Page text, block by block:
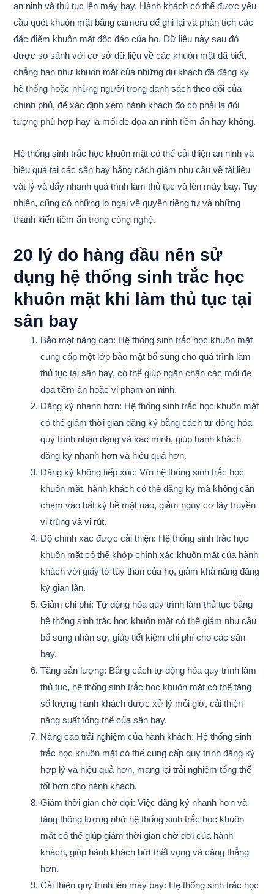
an ninh và thủ tục lên máy bay. Hành khách có thể được yêu
cầu quét khuôn mặt bằng camera để ghi lại và phân tích các
đặc điểm khuôn mặt độc đáo của họ. Dữ liệu này sau đó
được so sánh với cơ sở dữ liệu về các khuôn mặt đã biết,
chẳng hạn như khuôn mặt của những du khách đã đăng ký
hệ thống hoặc những người trong danh sách theo dõi của
chính phủ, để xác định xem hành khách đó có phải là đối
tượng phù hợp hay là mối đe dọa an ninh tiềm ẩn hay không.
Hệ thống sinh trắc học khuôn mặt có thể cải thiện an ninh và
hiệu quả tại các sân bay bằng cách giảm nhu cầu về tài liệu
vật lý và đẩy nhanh quá trình làm thủ tục và lên máy bay. Tuy
nhiên, cũng có những lo ngại về quyền riêng tư và những
thành kiến tiềm ẩn trong công nghệ.
20 lý do hàng đầu nên sử
dụng hệ thống sinh trắc học
khuôn mặt khi làm thủ tục tại
sân bay
Bảo mật nâng cao: Hệ thống sinh trắc học khuôn mặt
cung cấp một lớp bảo mật bổ sung cho quá trình làm
thủ tục tại sân bay, có thể giúp ngăn chặn các mối đe
dọa tiềm ẩn hoặc vi phạm an ninh.
Đăng ký nhanh hơn: Hệ thống sinh trắc học khuôn mặt
có thể giảm thời gian đăng ký bằng cách tự động hóa
quy trình nhận dạng và xác minh, giúp hành khách
đăng ký nhanh hơn và hiệu quả hơn.
Đăng ký không tiếp xúc: Với hệ thống sinh trắc học
khuôn mặt, hành khách có thể đăng ký mà không cần
chạm vào bất kỳ bề mặt nào, giảm nguy cơ lây truyền
vi trùng và vi rút.
Độ chính xác được cải thiện: Hệ thống sinh trắc học
khuôn mặt có thể khớp chính xác khuôn mặt của hành
khách với giấy tờ tùy thân của họ, giảm khả năng đăng
ký gian lận.
Giảm chi phí: Tự động hóa quy trình làm thủ tục bằng
hệ thống sinh trắc học khuôn mặt có thể giảm nhu cầu
bổ sung nhân sự, giúp tiết kiệm chi phí cho các sân
bay.
Tăng sản lượng: Bằng cách tự động hóa quy trình làm
thủ tục, hệ thống sinh trắc học khuôn mặt có thể tăng
số lượng hành khách được xử lý mỗi giờ, cải thiện
năng suất tổng thể của sân bay.
Nâng cao trải nghiệm của hành khách: Hệ thống sinh
trắc học khuôn mặt có thể cung cấp quy trình đăng ký
hợp lý và hiệu quả hơn, mang lại trải nghiệm tổng thể
tốt hơn cho hành khách.
Giảm thời gian chờ đợi: Việc đăng ký nhanh hơn và
tăng thông lượng nhờ hệ thống sinh trắc học khuôn
mặt có thể giúp giảm thời gian chờ đợi của hành
khách, giúp hành khách bớt thất vọng và căng thẳng
hơn.
Cải thiện quy trình lên máy bay: Hệ thống sinh trắc học